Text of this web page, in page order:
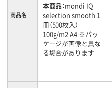
商品名
本商品：mondi IQ
selection smooth 1
冊（500枚入）
100g/m2 A4 ※パッ
ケージが画像と異な
る場合があります